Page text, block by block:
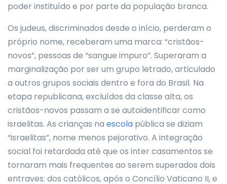
poder instituído e por parte da população branca.
Os judeus, discriminados desde o início, perderam o
próprio nome, receberam uma marca: “cristãos-
novos”, pessoas de “sangue impuro”. Superaram a
marginalização por ser um grupo letrado, articulado
a outros grupos sociais dentro e fora do Brasil. Na
etapa republicana, excluídos da classe alta, os
cristãos-novos passam a se autoidentificar como
israelitas. As crianças na escola pública se diziam
“israelitas”, nome menos pejorativo. A integração
social foi retardada até que os inter casamentos se
tornaram mais frequentes ao serem superados dois
entraves: dos católicos, após o Concílio Vaticano II, e